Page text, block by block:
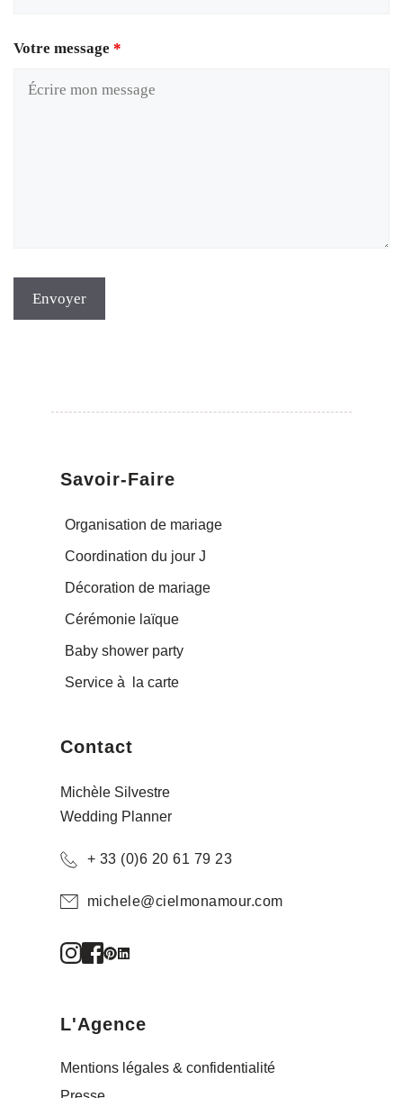
Votre message *
Savoir-Faire
Organisation de mariage
Coordination du jour J
Décoration de mariage
Cérémonie laïque
Baby shower party
Service à  la carte
Contact
Michèle Silvestre
Wedding Planner
+ 33 (0)6 20 61 79 23
michele@cielmonamour.com
L'Agence
Mentions légales & confidentialité